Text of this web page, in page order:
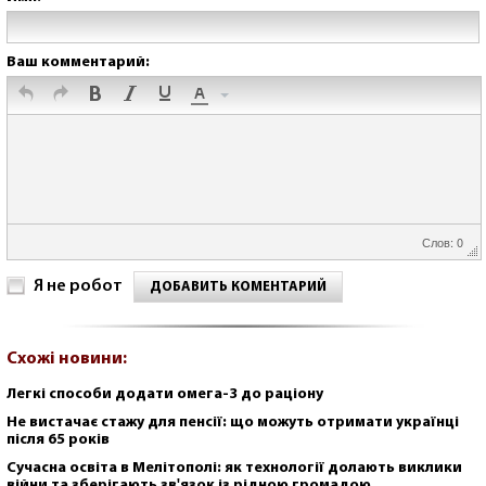
Ваш комментарий:
Слов: 0
Я не робот ДОБАВИТЬ КОМЕНТАРИЙ
Схожі новини:
Легкі способи додати омега-3 до раціону
Не вистачає стажу для пенсії: що можуть отримати українці
після 65 років
Сучасна освіта в Мелітополі: як технології долають виклики